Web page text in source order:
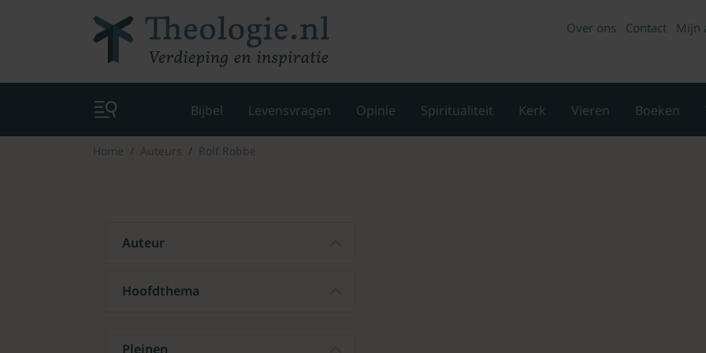
Over ons Contact Mijn
Bijbel Levensvragen Opinie Spiritualiteit Kerk Vieren Boeken
Home Auteurs Rolf Robbe
Auteur
Hoofdthema
Pleinen